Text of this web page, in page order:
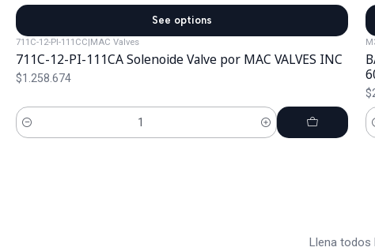
See options
711C-12-PI-111CC|MAC Valves
711C-12-PI-111CA Solenoide Valve por MAC VALVES INC
$1.258.674
Cantidad
Llena todos